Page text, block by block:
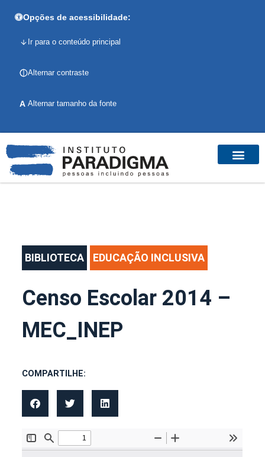
Opções de acessibilidade:
Ir para o conteúdo principal
Alternar contraste
A Alternar tamanho da fonte
BIBLIOTECA EDUCAÇÃO INCLUSIVA
Censo Escolar 2014 –
MEC_INEP
COMPARTILHE: